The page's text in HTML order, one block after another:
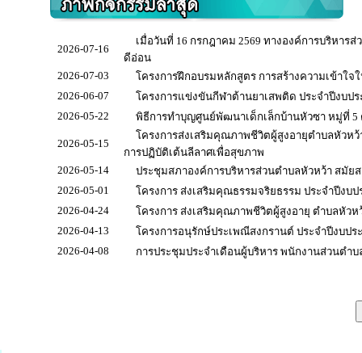
2026-07-16
เมื่อวันที่ 16 กรกฎาคม 2569 ทางองค์การบริหาร
ดีอ่อน
2026-07-03
โครงการฝึกอบรมหลักสูตร การสร้างความเข้าใ
2026-06-07
โครงการแข่งขันกีฬาต้านยาเสพติด ประจำปีงบป
2026-05-22
พิธีการทำบุญศูนย์พัฒนาเด็กเล็กบ้านหัวซา หมู่ที่ 5
2026-05-15
โครงการส่งเสริมคุณภาพชีวิตผู้สูงอายุตำบลหัวห
การปฏิบัติเต้นลีลาศเพื่อสุขภาพ
2026-05-14
ประชุมสภาองค์การบริหารส่วนตำบลหัวหว้า สมัย
2026-05-01
โครงการ ส่งเสริมคุณธรรมจริยธรรม ประจำปีงบ
2026-04-24
โครงการ ส่งเสริมคุณภาพชีวิตผู้สูงอายุ ตำบลหัวห
2026-04-13
โครงการอนุรักษ์ประเพณีสงกรานต์ ประจำปีงบปร
2026-04-08
การประชุมประจำเดือนผู้บริหาร พนักงานส่วนตำ